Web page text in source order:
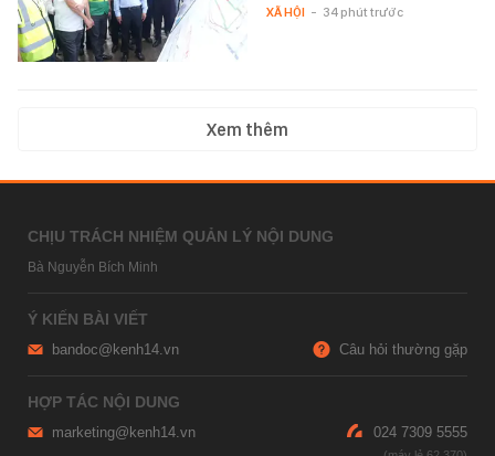
XÃ HỘI - 34 phút trước
Xem thêm
CHỊU TRÁCH NHIỆM QUẢN LÝ NỘI DUNG
Bà Nguyễn Bích Minh
Ý KIẾN BÀI VIẾT
bandoc@kenh14.vn Câu hỏi thường gặp
HỢP TÁC NỘI DUNG
marketing@kenh14.vn 024 7309 5555